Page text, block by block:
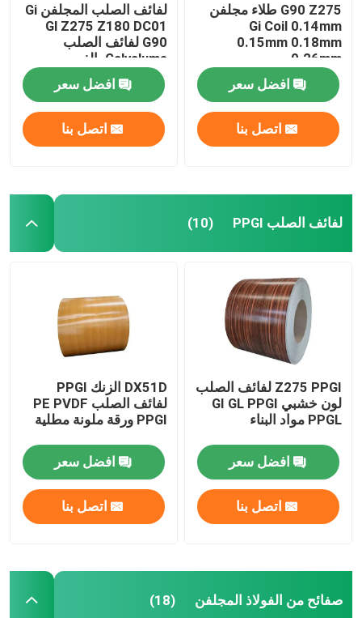
G90 Z275 طلاء مجلفن
Gi Coil 0.14mm
0.15mm 0.18mm
0.26mm
افضل سعر
اتصل بنا
لفائف الصلب المجلفن Gi
Gl Z275 Z180 DC01
G90 لفائف الصلب
Galvalume بالغمس
الساخن
افضل سعر
اتصل بنا
لفائف الصلب PPGI (10)
Z275 PPGI لفائف الصلب
لون خشبي GI GL PPGI
PPGL مواد البناء
افضل سعر
اتصل بنا
DX51D الزنك PPGI
لفائف الصلب PE PVDF
PPGI ورقة ملونة مطلية
افضل سعر
اتصل بنا
صفائح من الفولاذ المجلفن (18)